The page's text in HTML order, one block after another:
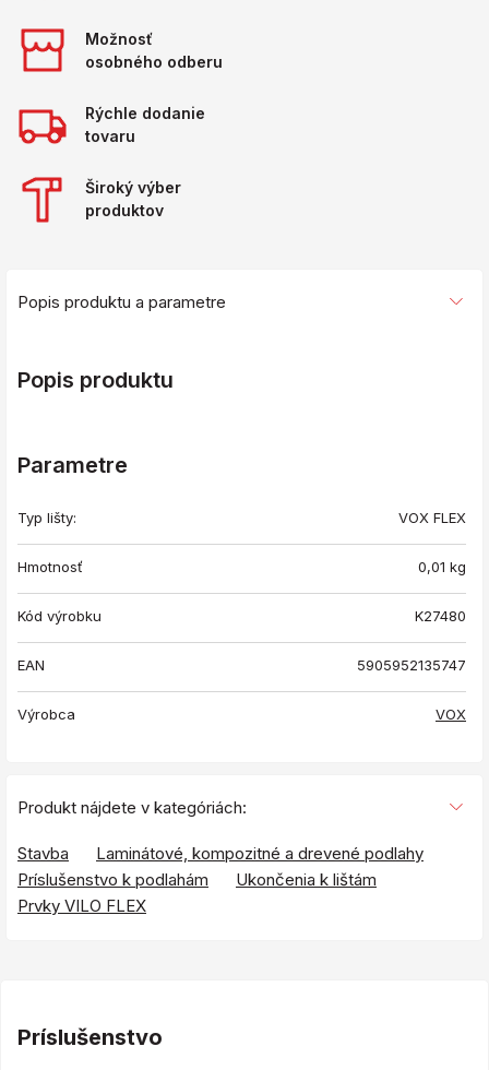
Možnosť
osobného odberu
Rýchle dodanie
tovaru
Široký výber
produktov
Popis produktu a parametre
Popis produktu
Parametre
Typ lišty: VOX FLEX
Hmotnosť 0,01 kg
Kód výrobku K27480
EAN 5905952135747
Výrobca VOX
Produkt nájdete v kategóriách:
Stavba
Laminátové, kompozitné a drevené podlahy
Príslušenstvo k podlahám
Ukončenia k lištám
Prvky VILO FLEX
Príslušenstvo